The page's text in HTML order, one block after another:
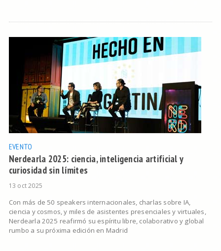
EVENTO
Nerdearla 2025: ciencia, inteligencia artificial y
curiosidad sin límites
13 oct 2025
Con más de 50 speakers internacionales, charlas sobre IA,
ciencia y cosmos, y miles de asistentes presenciales y virtuales,
Nerdearla 2025 reafirmó su espíritu libre, colaborativo y global
rumbo a su próxima edición en Madrid